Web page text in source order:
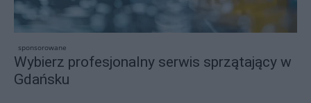
sponsorowane
Wybierz profesjonalny serwis sprzątający w
Gdańsku